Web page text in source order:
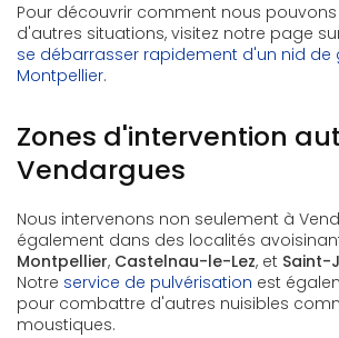
Pour découvrir comment nous
d'autres situations, visitez notre page
se débarrasser rapidement d'un nid de
Montpellier.
Zones d'intervention
Vendargues
Nous intervenons non seulement à
également dans des localités
Montpellier, Castelnau-le-Lez, et Saint-
Notre service de pulvérisation est
pour combattre d'autres nuisibles
moustiques.